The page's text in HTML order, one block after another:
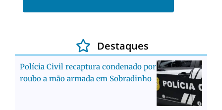
Destaques
Polícia Civil recaptura condenado por
roubo a mão armada em Sobradinho